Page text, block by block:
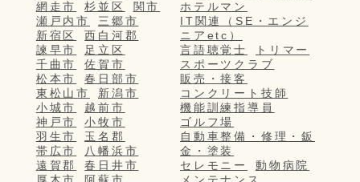
網走市
杉並区
関市
瀬戸内市
三郷市
新宿区
西白河郡
諫早市
足立区
千曲市
佐賀市
松本市
春日部市
東松山市
新潟市
小城市
越前市
神戸市
小牧市
羽生市
玉名郡
帯広市
八幡浜市
遠賀郡
春日井市
ホテルマン
IT関連（SE・エンジ
ニアetc）
言語聴覚士
トリマー
スポーツクラブ
販売・接客
コンクリート技師
機能訓練指導員
ゴルフ場
自動車整備・修理・鈑
金・塗装
セレモニー
動物病院